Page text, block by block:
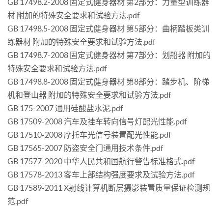
GB 17498.2-2008 固定式健身器材 第2部分：力量型训练器
材 附加的特殊安全要求和试验方法.pdf
GB 17498.5-2008 固定式健身器材 第5部分：曲柄踏板类训
练器材 附加的特殊安全要求和试验方法.pdf
GB 17498.7-2008 固定式健身器材 第7部分：划船器 附加的
特殊安全要求和试验方法.pdf
GB 17498.8-2008 固定式健身器材 第8部分：踏步机、阶梯
机和登山器 附加的特殊安全要求和试验方法.pdf
GB 175-2007 通用硅酸盐水泥.pdf
GB 17509-2008 汽车及挂车转向信号灯配光性能.pdf
GB 17510-2008 摩托车光信号装置配光性能.pdf
GB 17565-2007 防盗安全门通用技术条件.pdf
GB 17577-2020 中华人民共和国航行警告标准格式.pdf
GB 17578-2013 客车上部结构强度要求及试验方法.pdf
GB 17589-2011 X射线计算机断层摄影装置质量保证检测规
范.pdf